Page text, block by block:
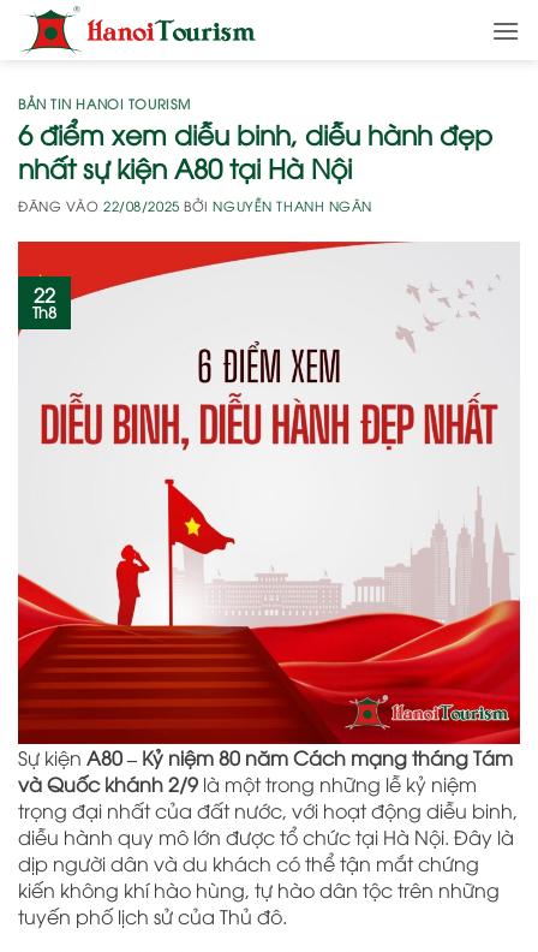
qua
dungBẢN TIN HANOI TOURISM
6 điểm xem diễu binh, diễu hành đẹp
nhất sự kiện A80 tại Hà Nội
ĐĂNG VÀO22/08/2025 BỞINGUYỄN THANH NGÂN
22
Th8
Sự kiện A80 – Kỷ niệm 80 năm Cách mạng tháng Tám
và Quốc khánh 2/9 là một trong những lễ kỷ niệm
trọng đại nhất của đất nước, với hoạt động diễu binh,
diễu hành quy mô lớn được tổ chức tại Hà Nội. Đây là
dịp người dân và du khách có thể tận mắt chứng
kiến không khí hào hùng, tự hào dân tộc trên những
tuyến phố lịch sử của Thủ đô.